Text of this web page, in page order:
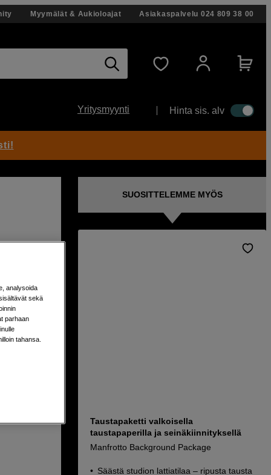
Myymälät & Aukioloajat Asiakaspalvelu 024 809 38 00
Yritysmyynti Hinta sis. alv
2,72 x
SUOSITTELEMME MYÖS
Taustapaketti valkoisella
taustapaperilla ja seinäkiinnityksellä
Manfrotto Background Package
Säästä studion lattiatilaa – ripusta tausta
analysoida
sekä
parhaan
tahansa.